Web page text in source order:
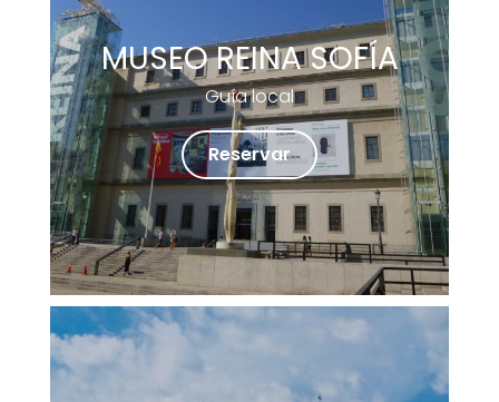
MUSEO REINA SOFÍA
Guía local
Reservar